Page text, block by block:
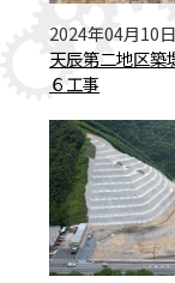
2024年04月10日
天辰第二地区築
６工事